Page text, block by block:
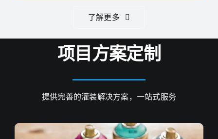
了解更多
项目方案定制
提供完善的灌装解决方案，一站式服务